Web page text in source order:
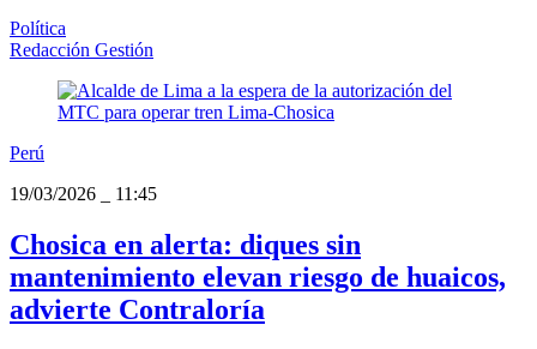
Política
Redacción Gestión
Perú
19/03/2026
11:45
Chosica en alerta: diques sin
mantenimiento elevan riesgo de huaicos,
advierte Contraloría